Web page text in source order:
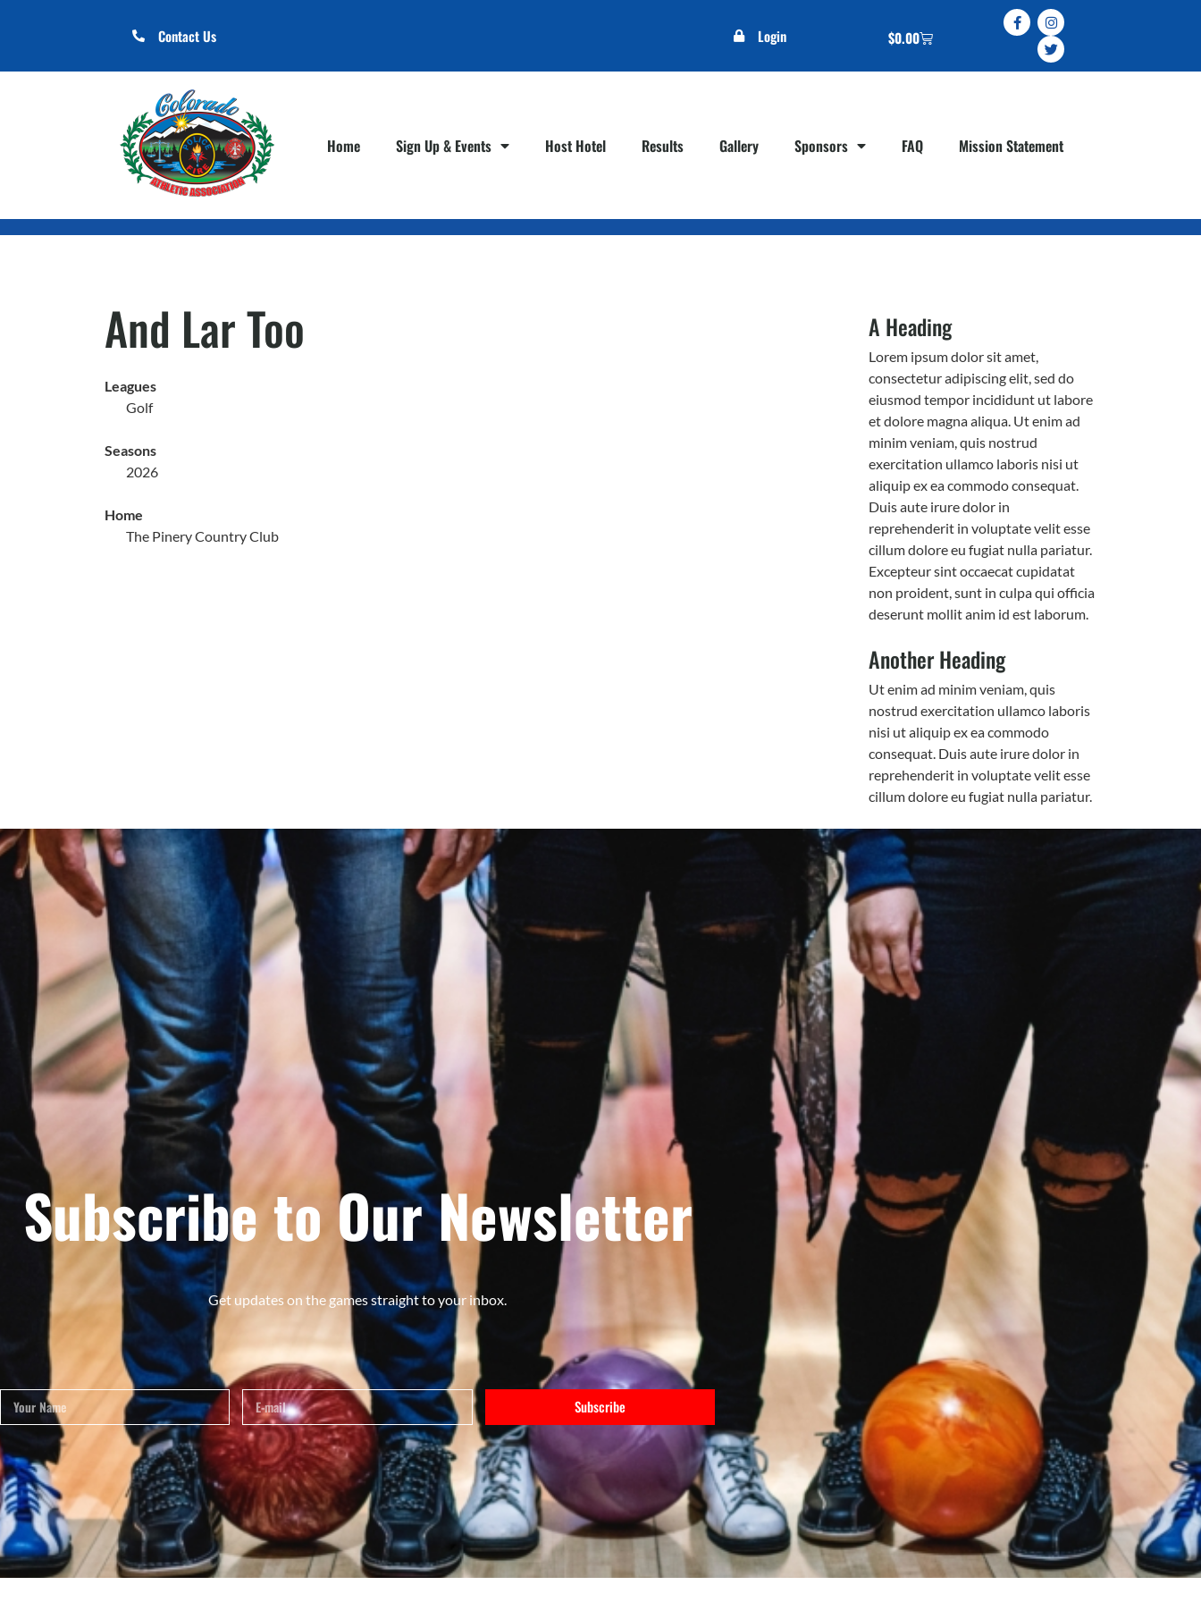
Contact Us Login $0.00
Home Sign Up & Events Host Hotel Results Gallery Sponsors FAQ Mission Statement
And Lar Too
Leagues
Golf
Seasons
2026
Home
The Pinery Country Club
A Heading
Lorem ipsum dolor sit amet,
consectetur adipiscing elit, sed do
eiusmod tempor incididunt ut labore
et dolore magna aliqua. Ut enim ad
minim veniam, quis nostrud
exercitation ullamco laboris nisi ut
aliquip ex ea commodo consequat.
Duis aute irure dolor in
reprehenderit in voluptate velit esse
cillum dolore eu fugiat nulla pariatur.
Excepteur sint occaecat cupidatat
non proident, sunt in culpa qui officia
deserunt mollit anim id est laborum.
Another Heading
Ut enim ad minim veniam, quis
nostrud exercitation ullamco laboris
nisi ut aliquip ex ea commodo
consequat. Duis aute irure dolor in
reprehenderit in voluptate velit esse
cillum dolore eu fugiat nulla pariatur.
Subscribe to Our Newsletter
Get updates on the games straight to your inbox.
Subscribe